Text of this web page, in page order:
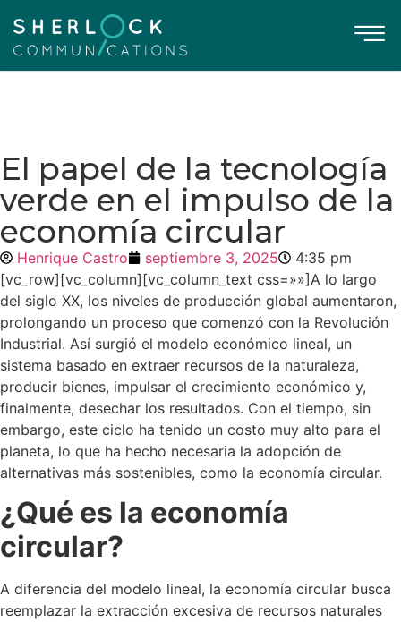
El papel de la tecnología
verde en el impulso de la
economía circular
Henrique Castro septiembre 3, 2025
4:35 pm
[vc_row][vc_column][vc_column_text css=»»]A lo largo
del siglo XX, los niveles de producción global aumentaron,
prolongando un proceso que comenzó con la Revolución
Industrial. Así surgió el modelo económico lineal, un
sistema basado en extraer recursos de la naturaleza,
producir bienes, impulsar el crecimiento económico y,
finalmente, desechar los resultados. Con el tiempo, sin
embargo, este ciclo ha tenido un costo muy alto para el
planeta, lo que ha hecho necesaria la adopción de
alternativas más sostenibles, como la economía circular.
¿Qué es la economía
circular?
A diferencia del modelo lineal, la economía circular busca
reemplazar la extracción excesiva de recursos naturales